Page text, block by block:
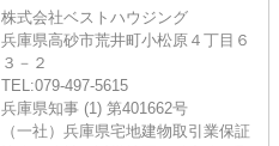
株式会社ベストハウジング
兵庫県高砂市荒井町小松原４丁目６
３－２
TEL:079-497-5615
兵庫県知事 (1) 第401662号
（一社）兵庫県宅地建物取引業保証